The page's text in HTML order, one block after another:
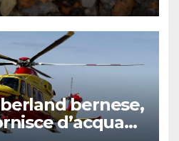
bernese,
d’acqua